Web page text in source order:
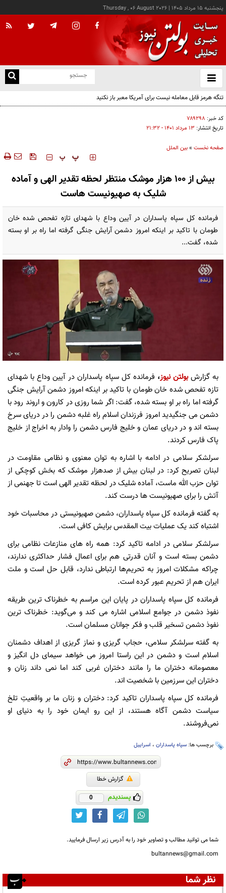
پنجشنبه ۱۵ مرداد ۱۴۰۵ |
Thursday , 06 August 2026
باز
و
تنگه هرمز قابل معامله نیست برای آمریکا معبر باز نکنید
کد خبر: ۷۸۹۲۹۸
تاریخ انتشار: ۱۳ مرداد ۱۴۰۱ - ۲۱:۳۲
صفحه نخست »بین الملل
‍‍‍ پ پ
بیش از ۱۰۰ هزار موشک منتظر لحظه تقدیر الهی و آماده
شلیک به صهیونیست هاست
فرمانده کل سپاه پاسداران در آیین وداع با شهدای تازه تفحص شده خان
طومان با تاکید بر اینکه امروز دشمن آرایش جنگی گرفته اما راه بر او بسته
شده، گفت...
به گزارشبولتن نیوز، فرمانده کل سپاه پاسداران در آیین وداع با شهدای
تازه تفحص شده خان طومان با تاکید بر اینکه امروز دشمن آرایش جنگی
گرفته اما راه بر او بسته شده، گفت: اگر شما روزی در کارون و اروند رود با
دشمن می جنگیدید امروز فرزندان اسلام راه غلبه دشمن را در دریای سرخ
بسته اند و در دریای عمان و خلیج فارس دشمن را وادار به اخراج از خلیج
پاک فارس کردند.
سرلشکر سلامی در ادامه با اشاره به توان معنوی و نظامی مقاومت در
لبنان تصریح کرد: در لبنان بیش از صدهزار موشک که بخش کوچکی از
توان حزب الله ماست، آماده شلیک در لحظه تقدیر الهی است تا جهنمی از
آتش را برای صهیونیست ها درست کند.
به گفته فرمانده کل سپاه پاسداران، دشمن صهیونیستی در محاسبات خود
اشتباه کند یک عملیات بیت المقدس برایش کافی است.
سرلشکر سلامی در ادامه تاکید کرد: همه راه های منازعات نظامی برای
دشمن بسته است و آنان قدرتی هم برای اعمال فشار حداکثری ندارند،
چراکه مشکلات امروز به تحریم‌ها ارتباطی ندارد، قابل حل است و ملت
ایران هم از تحریم عبور کرده است.
فرمانده کل سپاه پاسداران در پایان این مراسم به خطرناک ترین طریقه
نفوذ دشمن در جوامع اسلامی اشاره می کند و می‌گوید: خطرناک ترین
نفوذ دشمن تسخیر قلب و فکر جوانان مسلمان است.
به گفته سرلشکر سلامی، حجاب گریزی و نماز گریزی از اهداف دشمنان
اسلام است و دشمن در این راستا امروز می خواهد سیمای دل انگیز و
معصومانه دختران ما را مانند دختران غربی کند اما نمی داند زنان و
دختران این سرزمین با شخصیت اند.
فرمانده کل سپاه پاسداران تاکید کرد: دختران و زنان ما بر واقعیتِ تلخ
سیاست دشمن آگاه هستند، از این رو ایمان خود را به دنیای او
نمی‌فروشند.
برچسب ها: سپاه پاسداران ، اسراییل
گزارش خطا
پسندیدم 0
شما می توانید مطالب و تصاویر خود را به آدرس زیر ارسال فرمایید.
bultannews@gmail.com
نظر شما